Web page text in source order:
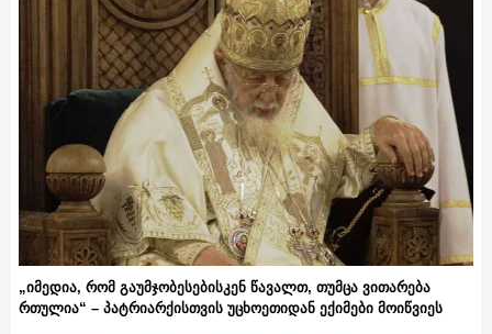
„იმედია, რომ გაუმჯობესებისკენ წავალთ, თუმცა ვითარება
რთულია“ – პატრიარქისთვის უცხოეთიდან ექიმები მოიწვიეს